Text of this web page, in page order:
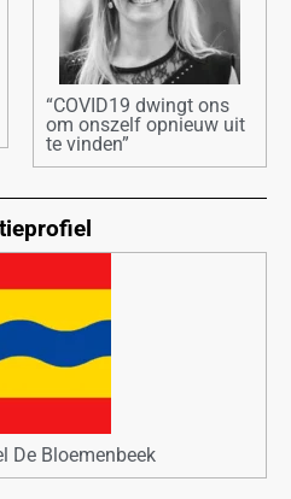
“COVID19 dwingt ons
om onszelf opnieuw uit
te vinden”
De Bloemenbeek